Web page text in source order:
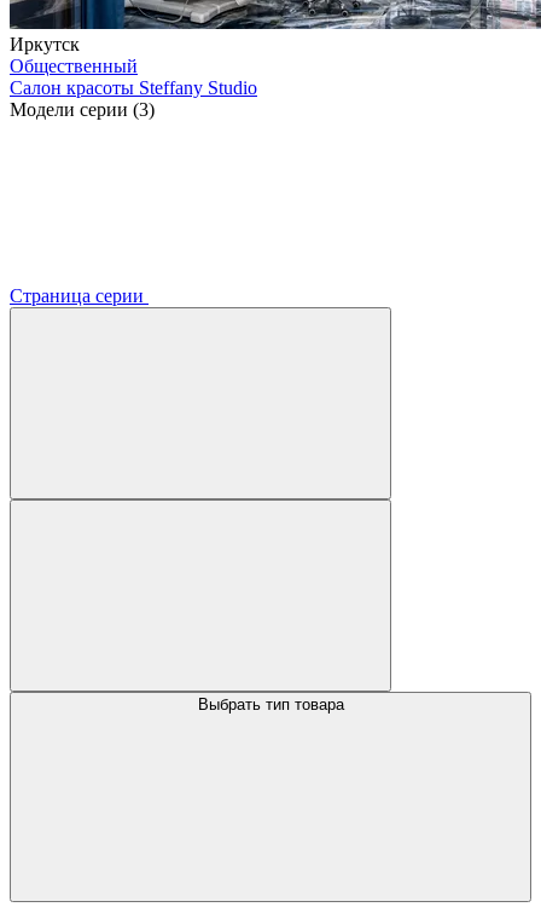
Иркутск
Общественный
Салон красоты Steffany Studio
Модели серии (3)
Страница серии
Выбрать тип товара